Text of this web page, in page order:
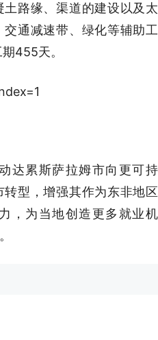
路缘、渠道的建设以及太
通减速带、绿化等辅助工
455天。
达累斯萨拉姆市向更可持
型，增强其作为东非地区
，为当地创造更多就业机